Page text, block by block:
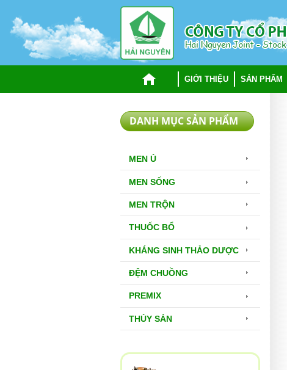
TRANG CHỦ GIỚI THIỆU SẢN PHẨM
DANH MỤC SẢN PHẨM
MEN Ủ
MEN SỐNG
MEN TRỘN
THUỐC BỔ
KHÁNG SINH THẢO DƯỢC
ĐỆM CHUỒNG
PREMIX
THỦY SẢN